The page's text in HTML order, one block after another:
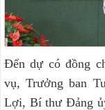
Đến dự có đồng
vụ, Trưởng ban
Lợi, Bí thư Đảng